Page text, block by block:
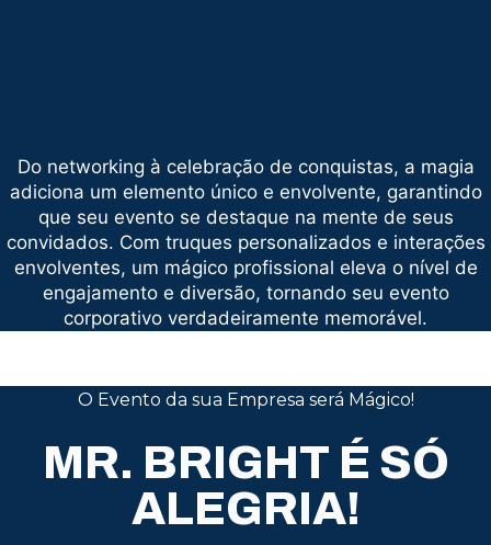
Do networking à celebração de conquistas, a magia
adiciona um elemento único e envolvente, garantindo
que seu evento se destaque na mente de seus
convidados. Com truques personalizados e interações
envolventes, um mágico profissional eleva o nível de
engajamento e diversão, tornando seu evento
corporativo verdadeiramente memorável.
O Evento da sua Empresa será Mágico!
MR. BRIGHT É SÓ
ALEGRIA!